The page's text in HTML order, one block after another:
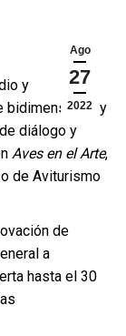
Ago
27
2022
y
bidimensional y
diálogo y
Aves en el Arte,
de Aviturismo
de
a
hasta el 30